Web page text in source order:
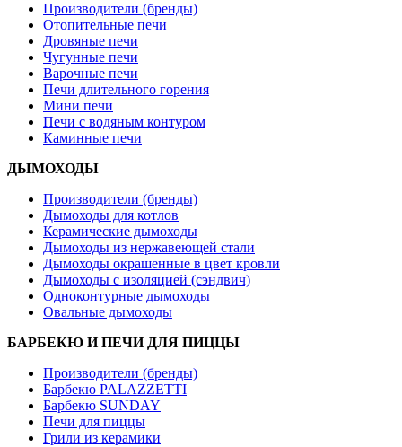
Производители (бренды)
Отопительные печи
Дровяные печи
Чугунные печи
Варочные печи
Печи длительного горения
Мини печи
Печи с водяным контуром
Каминные печи
ДЫМОХОДЫ
Производители (бренды)
Дымоходы для котлов
Керамические дымоходы
Дымоходы из нержавеющей стали
Дымоходы окрашенные в цвет кровли
Дымоходы с изоляцией (сэндвич)
Одноконтурные дымоходы
Овальные дымоходы
БАРБЕКЮ И ПЕЧИ ДЛЯ ПИЦЦЫ
Производители (бренды)
Барбекю PALAZZETTI
Барбекю SUNDAY
Печи для пиццы
Грили из керамики